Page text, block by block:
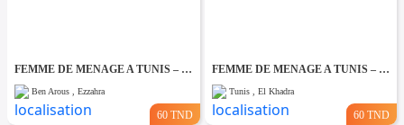
FEMME DE MENAGE A TUNIS – PAR JOUR A Ezzahra
Ben Arous , Ezzahra
60 TND
FEMME DE MENAGE A TUNIS – PAR JOUR A El khadhra
Tunis , El Khadra
60 TND